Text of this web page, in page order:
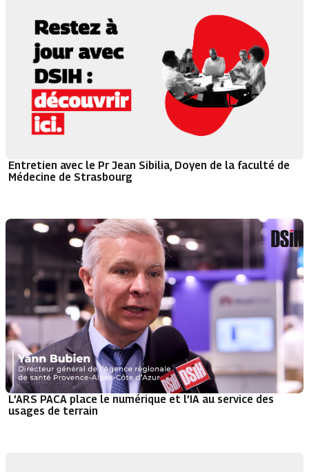
Entretien avec le Pr Jean Sibilia, Doyen de la faculté de
Médecine de Strasbourg
L’ARS PACA place le numérique et l’IA au service des
usages de terrain